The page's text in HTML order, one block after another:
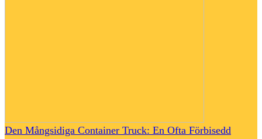
Den Mångsidiga Container Truck: En Ofta Förbisedd